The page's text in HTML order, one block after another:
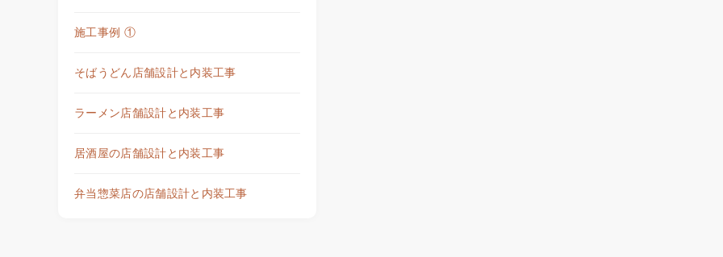
施工事例 ①
そばうどん店舗設計と内装工事
ラーメン店舗設計と内装工事
居酒屋の店舗設計と内装工事
弁当惣菜店の店舗設計と内装工事